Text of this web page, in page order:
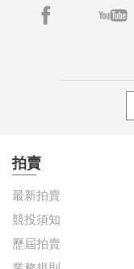
拍賣
最新拍賣
競投須知
歷屆拍賣